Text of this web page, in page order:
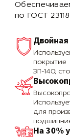
по ГОСТ
покрытие
ЭП-140,
для
На 30%